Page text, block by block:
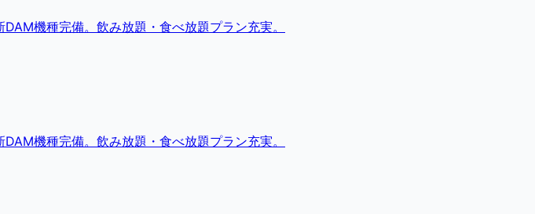
機種完備。飲み放題・食べ放題プラン充実。
機種完備。飲み放題・食べ放題プラン充実。